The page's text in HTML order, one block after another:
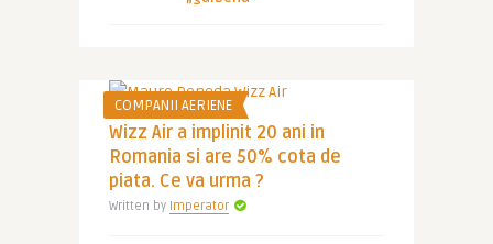
COMPANII AERIENE
Wizz Air a implinit 20 ani in
Romania si are 50% cota de
piata. Ce va urma ?
Written by Imperator